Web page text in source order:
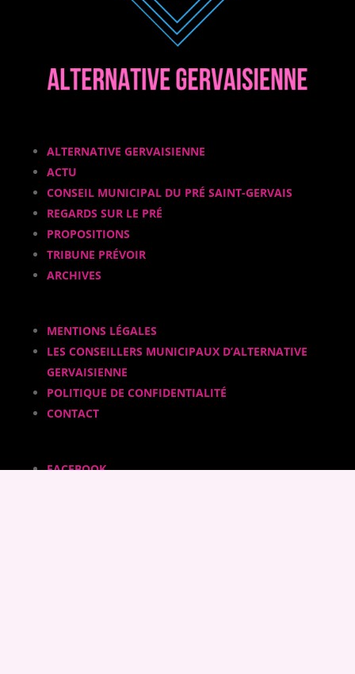
ALTERNATIVE GERVAISIENNE
ACTU
CONSEIL MUNICIPAL DU PRÉ SAINT-GERVAIS
REGARDS SUR LE PRÉ
PROPOSITIONS
TRIBUNE PRÉVOIR
ARCHIVES
MENTIONS LÉGALES
LES CONSEILLERS MUNICIPAUX D’ALTERNATIVE
GERVAISIENNE
POLITIQUE DE CONFIDENTIALITÉ
CONTACT
FACEBOOK